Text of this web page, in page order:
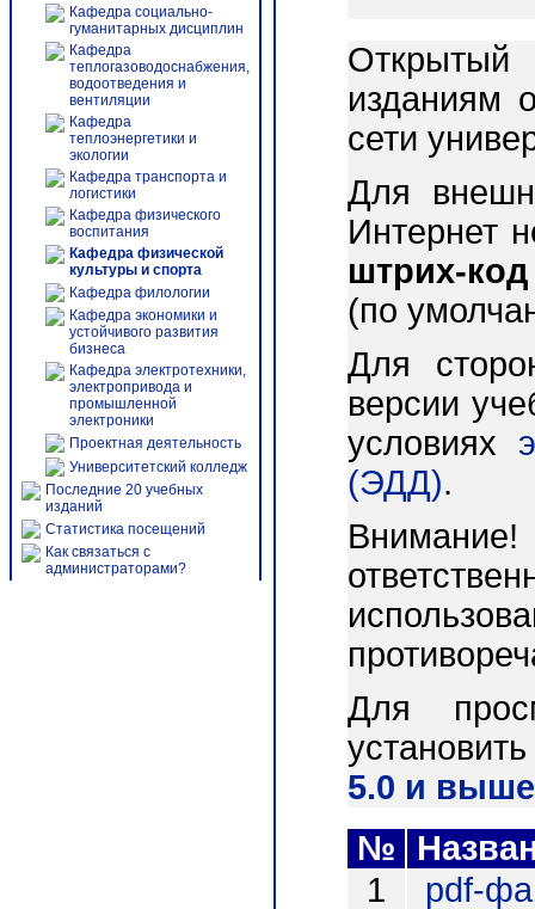
Кафедра социально-
гуманитарных дисциплин
Кафедра
теплогазоводоснабжения,
водоотведения и
вентиляции
Кафедра
теплоэнергетики и
экологии
Кафедра транспорта и
логистики
Кафедра физического
воспитания
Кафедра физической
культуры и спорта
Кафедра филологии
Кафедра экономики и
устойчивого развития
бизнеса
Кафедра электротехники,
электропривода и
промышленной
электроники
Проектная деятельность
Университетский колледж
Последние 20 учебных
изданий
Статистика посещений
Как связаться с
администраторами?
Открытый
изданиям
сети
Для
Интернет
штрих-код
(по
Для
версии
условиях
(ЭДД).
Для
5.0 и
№
1
pdf-